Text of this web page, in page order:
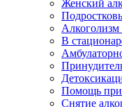
Женский
В
Помощь при
Снятие